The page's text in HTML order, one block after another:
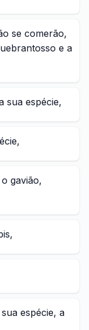
se comerão,
e a
sua espécie,
gavião,
espécie, a